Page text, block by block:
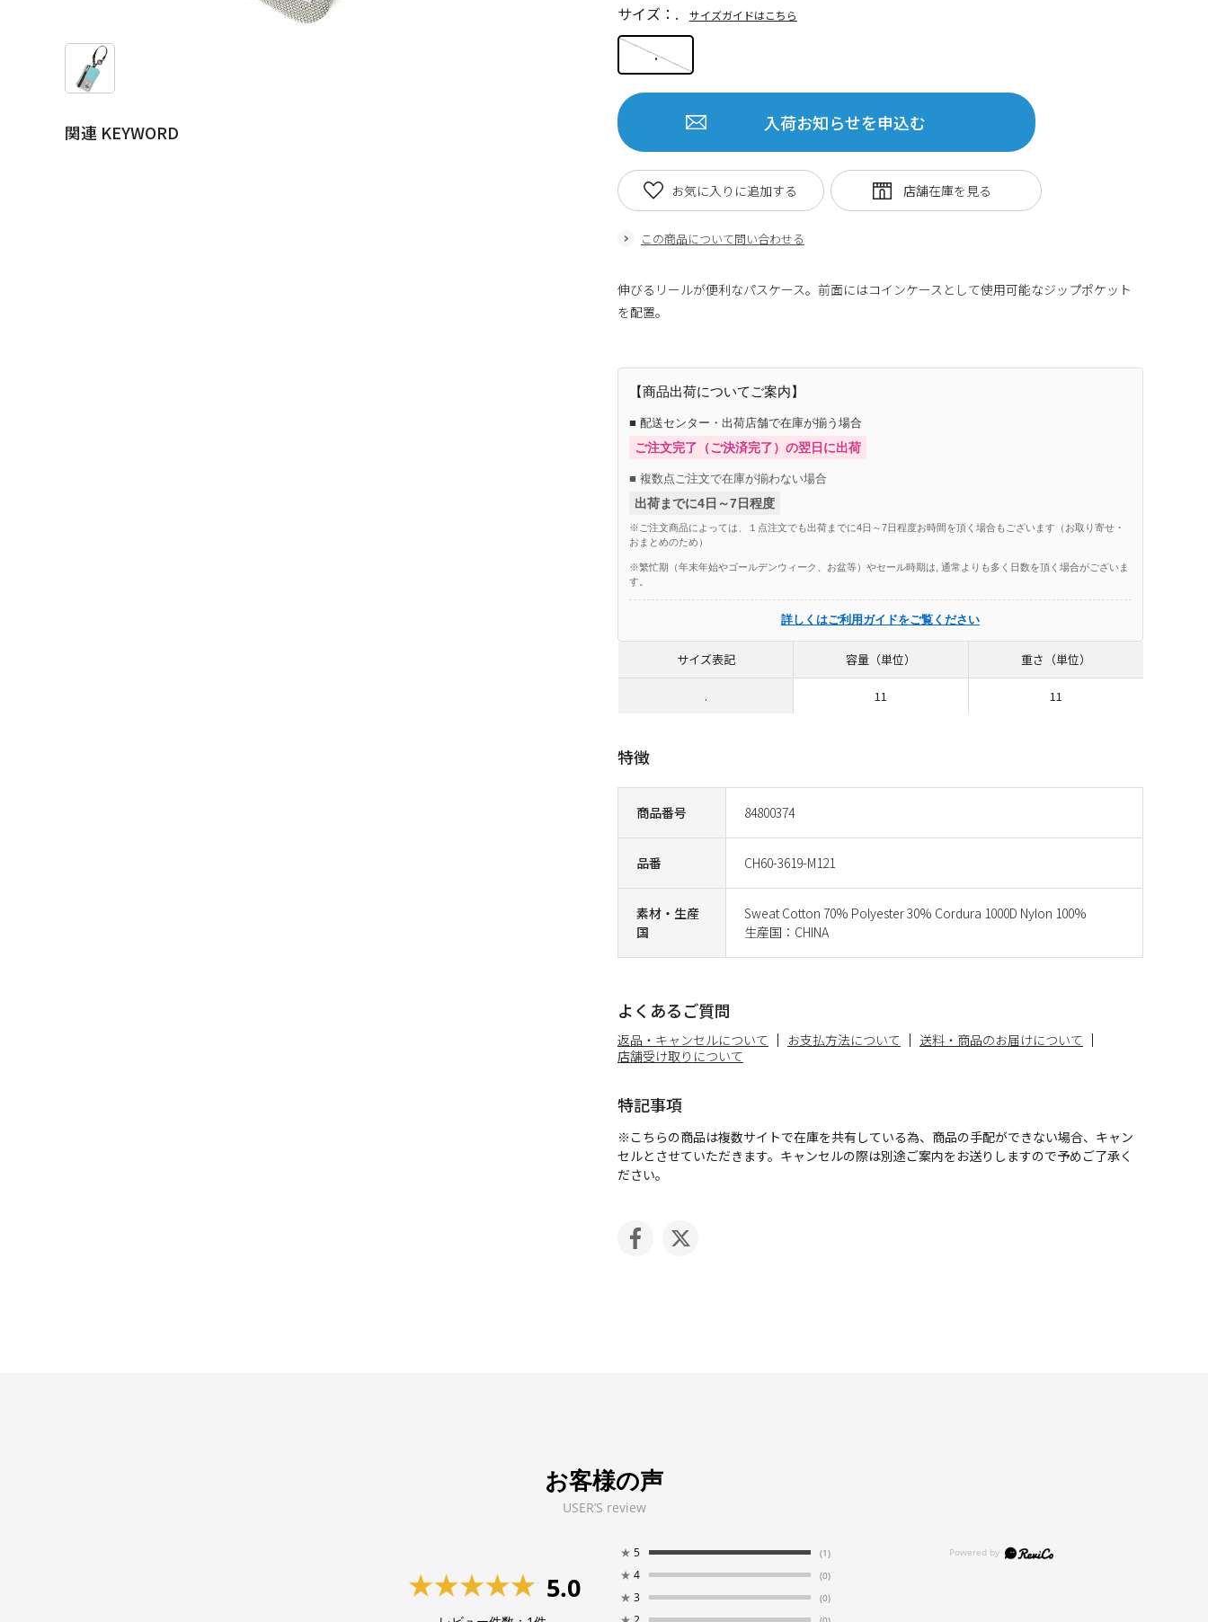
関連 KEYWORD
商品番号 84800374
品番 CH60-3619-M121
素材・生産
国
Sweat Cotton 70% Polyester 30% Cordura 1000D Nylon 100%
生産国：CHINA
.
サイズ：. サイズガイドはこちら
入荷お知らせを申込む
この商品について問い合わせる
お気に入りに追加する
伸びるリールが便利なパスケース。前面にはコインケースとして使用可能なジップポケット
を配置。
【商品出荷についてご案内】
■ 配送センター・出荷店舗で在庫が揃う場合
ご注文完了（ご決済完了）の翌日に出荷
■ 複数点ご注文で在庫が揃わない場合
出荷までに4日～7日程度
※ご注文商品によっては、１点注文でも出荷までに4日～7日程度お時間を頂く場合もございます（お取り寄せ・
おまとめのため）
※繁忙期（年末年始やゴールデンウィーク、お盆等）やセール時期は, 通常よりも多く日数を頂く場合がございま
す。
詳しくはご利用ガイドをご覧ください
特徴
よくあるご質問
返品・キャンセルについて お支払方法について
送料・商品のお届けについて
店舗受け取りについて
特記事項
※こちらの商品は複数サイトで在庫を共有している為、商品の手配ができない場合、キャン
セルとさせていただきます。キャンセルの際は別途ご案内をお送りしますので予めご了承く
ださい。
サイズ表記 容量（単位） 重さ（単位）
. 11 11
お客様の声
USER’S review
5.0
★ 5 (1)
★ 4 (0)
★ 3 (0)